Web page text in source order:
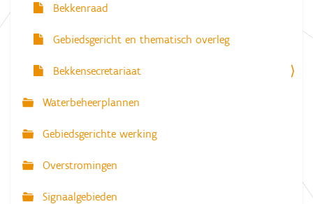
Bekkenraad
Gebiedsgericht en thematisch overleg
Bekkensecretariaat
Waterbeheerplannen
Gebiedsgerichte werking
Overstromingen
Signaalgebieden